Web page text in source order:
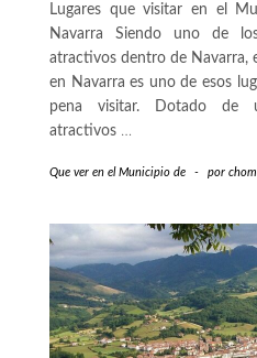
Lugares que visitar en el
Navarra Siendo uno de
atractivos dentro de Navarra,
en Navarra es uno de esos
pena visitar. Dotado de
atractivos …
Que ver en el Municipio de - por